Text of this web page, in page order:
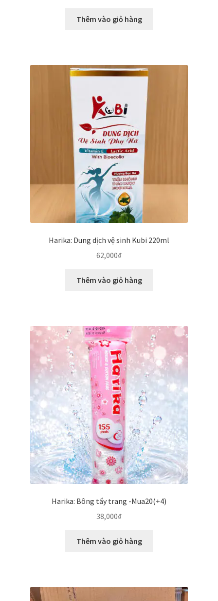
Thêm vào giỏ hàng
Harika: Dung dịch vệ sinh Kubi 220ml
62,000₫
Thêm vào giỏ hàng
Harika: Bông tẩy trang -Mua20(+4)
38,000₫
Thêm vào giỏ hàng